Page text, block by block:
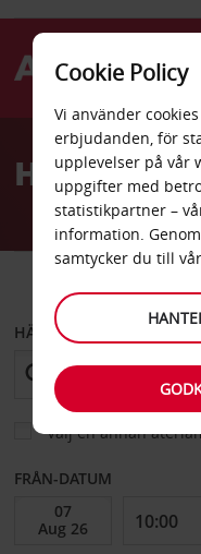
AvisHyrbil
BIL
HÄMTA FRÅN
Välj en annan
FRÅN-DATUM
Cookie Policy
Vi använder
erbjudanden, för
upplevelser på vår
uppgifter med
statistikpartner –
information. Genom
samtycker du till